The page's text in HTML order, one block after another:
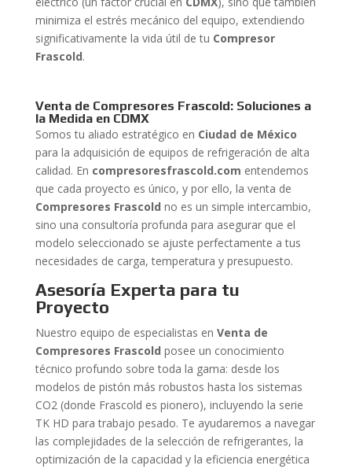
minimiza el estrés mecánico del equipo, extendiendo
significativamente la vida útil de tu Compresor
Frascold.
Venta de Compresores Frascold: Soluciones a
la Medida en CDMX
Somos tu aliado estratégico en Ciudad de México
para la adquisición de equipos de refrigeración de alta
calidad. En compresoresfrascold.com entendemos
que cada proyecto es único, y por ello, la venta de
Compresores Frascold no es un simple intercambio,
sino una consultoría profunda para asegurar que el
modelo seleccionado se ajuste perfectamente a tus
necesidades de carga, temperatura y presupuesto.
Asesoría Experta para tu
Proyecto
Nuestro equipo de especialistas en Venta de
Compresores Frascold posee un conocimiento
técnico profundo sobre toda la gama: desde los
modelos de pistón más robustos hasta los sistemas
CO2 (donde Frascold es pionero), incluyendo la serie
TK HD para trabajo pesado. Te ayudaremos a navegar
las complejidades de la selección de refrigerantes, la
optimización de la capacidad y la eficiencia energética